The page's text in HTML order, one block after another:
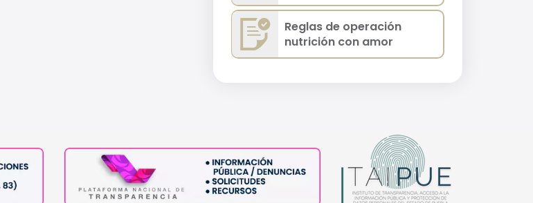
Reglas de operación
nutrición con amor